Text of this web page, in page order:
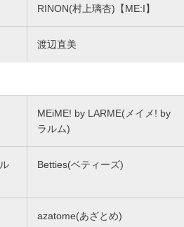
RINON(村上璃杏)【ME:I】
渡辺直美
MEiME! by LARME(メイメ! by
ラルム)
Betties(ベティーズ)
azatome(あざとめ)